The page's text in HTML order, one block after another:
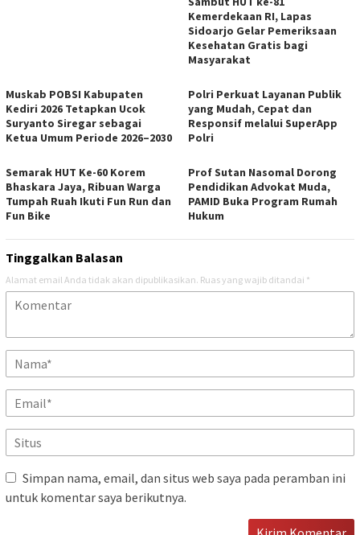
Kemerdekaan RI, Lapas
Sidoarjo Gelar Pemeriksaan
Kesehatan Gratis bagi
Masyarakat
Muskab POBSI Kabupaten
Kediri 2026 Tetapkan Ucok
Suryanto Siregar sebagai
Ketua Umum Periode 2026–2030
Polri Perkuat Layanan Publik
yang Mudah, Cepat dan
Responsif melalui SuperApp
Polri
Semarak HUT Ke-60 Korem
Bhaskara Jaya, Ribuan Warga
Tumpah Ruah Ikuti Fun Run dan
Fun Bike
Prof Sutan Nasomal Dorong
Pendidikan Advokat Muda,
PAMID Buka Program Rumah
Hukum
Tinggalkan Balasan
Alamat email Anda tidak akan dipublikasikan. Ruas yang wajib ditandai *
Simpan nama, email, dan situs web saya pada peramban ini
untuk komentar saya berikutnya.